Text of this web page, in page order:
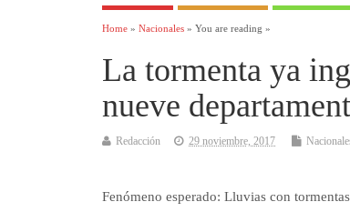
Home » Nacionales » You are reading »
La tormenta ya
nueve
Redacción 29 noviembre, 2017
Fenómeno esperado: Lluvias con